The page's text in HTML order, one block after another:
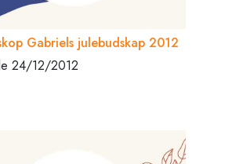
Gabriels julebudskap 2012
24/12/2012